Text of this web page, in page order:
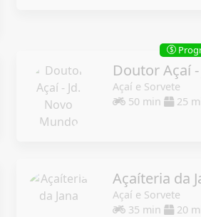
Açaí e Sorvete
50 min
25
$
Açaíteria da
Açaí e Sorvete
35 min
20